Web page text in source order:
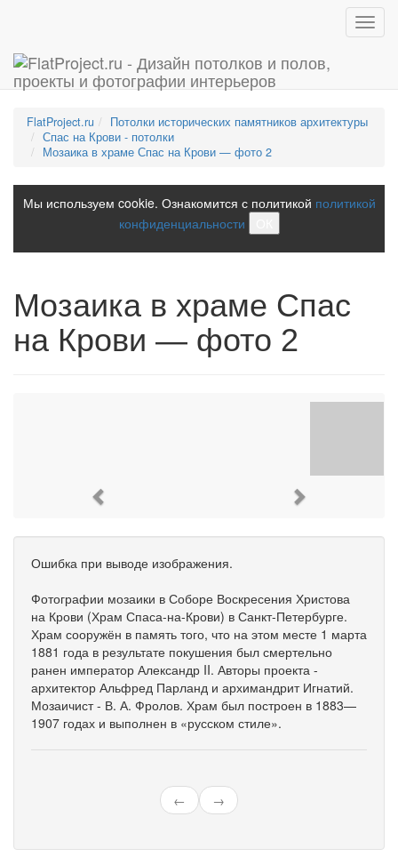
FlatProject.ru
Потолки исторических памятников архитектуры
Спас на Крови - потолки
Мозаика в храме Спас на Крови — фото 2
Мы используем cookie. Ознакомится с политикой политикой
конфиденциальности
Мозаика в храме Спас
на Крови — фото 2
Ошибка при выводе изображения.
Фотографии мозаики в Соборе Воскресения Христова
на Крови (Храм Спаса-на-Крови) в Санкт-Петербурге.
Храм сооружён в память того, что на этом месте 1 марта
1881 года в результате покушения был смертельно
ранен император Александр II. Авторы проекта -
архитектор Альфред Парланд и архимандрит Игнатий.
Мозаичист - В. А. Фролов. Храм был построен в 1883—
1907 годах и выполнен в «русском стиле».
← →